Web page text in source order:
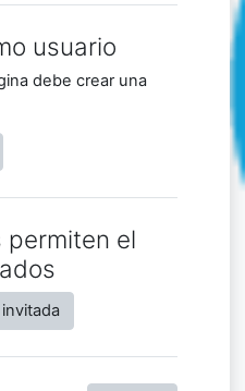
usuario
debe crear una
permiten el